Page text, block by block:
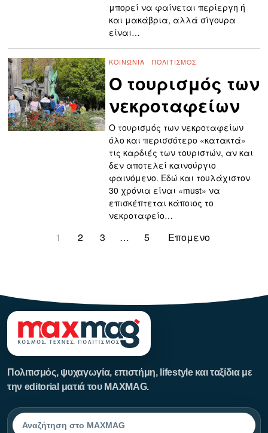
μπορεί να φαίνεται περίεργη ή
και μακάβρια, αλλά σίγουρα
είναι…
ΚΟΙΝΩΝΊΑ · ΠΟΛΙΤΙΣΜΌΣ
Ο τουρισμός των
νεκροταφείων
Ο τουρισμός των νεκροταφείων
όλο και περισσότερο «κατακτά»
τις καρδιές των τουριστών, αν και
δεν αποτελεί καινούργιο
φαινόμενο. Εδώ και τουλάχιστον
30 χρόνια είναι «must» να
επισκέπτεται κάποιος το
νεκροταφείο…
1 2 3 … 5 Επομενο
Πολιτισμός, ψυχαγωγία, επιστήμη, lifestyle και ταξίδια με
την editorial ματιά του MAXMAG.
Αναζήτηση